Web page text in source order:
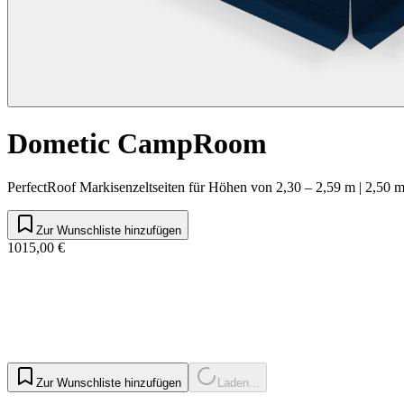
Dometic CampRoom
PerfectRoof Markisenzeltseiten für Höhen von 2,30 – 2,59 m | 2,50 m
Zur Wunschliste hinzufügen
1015,00 €
Zur Wunschliste hinzufügen Laden...